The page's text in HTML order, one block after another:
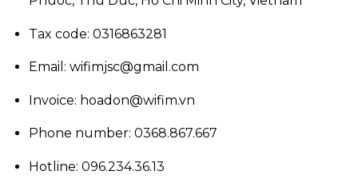
Tax code: 0316863281
Email: wifimjsc@gmail.com
Invoice: hoadon@wifim.vn
Phone number: 0368.867.667
Hotline: 096.234.36.13